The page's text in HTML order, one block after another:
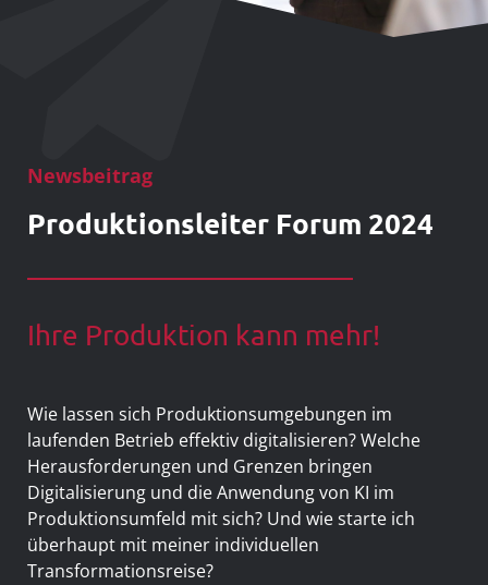
Newsbeitrag
Produktionsleiter Forum 2024
Ihre Produktion kann mehr!
Wie lassen sich Produktionsumgebungen im
laufenden Betrieb effektiv digitalisieren? Welche
Herausforderungen und Grenzen bringen
Digitalisierung und die Anwendung von KI im
Produktionsumfeld mit sich? Und wie starte ich
überhaupt mit meiner individuellen
Transformationsreise?